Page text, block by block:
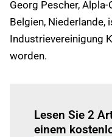
Georg Pescher,
Belgien, Niederlande,
Industrievereinigung
worden.
Lesen Sie 2
einem